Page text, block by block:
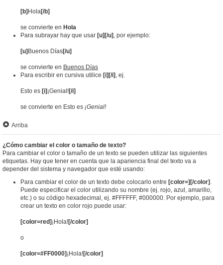
[b]Hola[/b]
se convierte en Hola
Para subrayar hay que usar [u][/u] , por ejemplo:
[u]Buenos Días[/u]
se convierte en Buenos Días
Para escribir en cursiva utilice [i][/i] , ej.
Esto es [i]¡Genial![/i]
se convierte en Esto es ¡Genial!
Arriba
¿Cómo cambiar el color o tamaño de texto?
Para cambiar el color o tamaño de un texto se pueden utilizar las siguientes
etiquetas. Hay que tener en cuenta que la apariencia final del texto va a
depender del sistema y navegador que esté usando:
Para cambiar el color de un texto debe colocarlo entre [color=][/color] .
Puede especificar el color utilizando su nombre (ej. rojo, azul, amarillo,
etc.) o su código hexadecimal, ej. #FFFFFF, #000000. Por ejemplo, para
crear un texto en color rojo puede usar:
[color=red] ¡Hola![/color]
o
[color=#FF0000] ¡Hola![/color]